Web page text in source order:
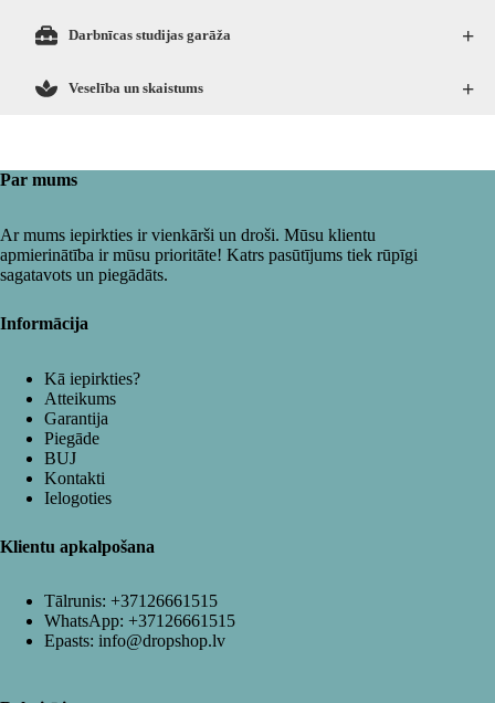
+
Darbnīcas studijas garāža
+
Veselība un skaistums
Par mums
Ar mums iepirkties ir vienkārši un droši. Mūsu klientu
apmierinātība ir mūsu prioritāte! Katrs pasūtījums tiek rūpīgi
sagatavots un piegādāts.
Informācija
Kā iepirkties?
Atteikums
Garantija
Piegāde
BUJ
Kontakti
Ielogoties
Klientu apkalpošana
Tālrunis: +37126661515
WhatsApp: +37126661515
Epasts: info@dropshop.lv